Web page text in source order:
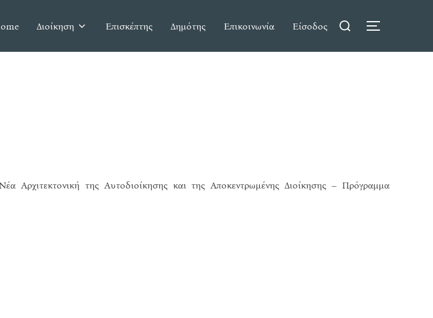
Διοίκηση Επισκέπτης Δημότης Επικοινωνία Είσοδος
Search
TOGGLE
Αρχιτεκτονική της Αυτοδιοίκησης και της Αποκεντρωμένης Διοίκησης – Πρόγραμμα